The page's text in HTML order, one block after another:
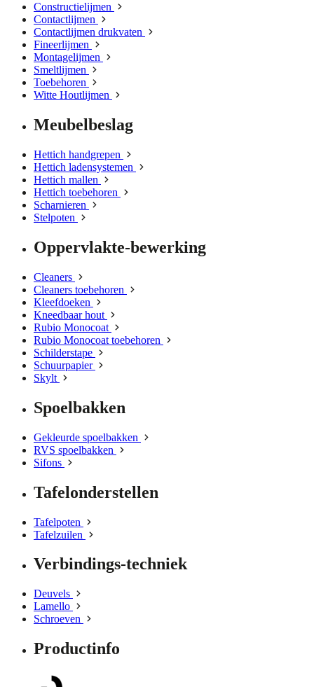
Constructielijmen
Contactlijmen
Contactlijmen drukvaten
Fineerlijmen
Montagelijmen
Smeltlijmen
Toebehoren
Witte Houtlijmen
Meubelbeslag
Hettich handgrepen
Hettich ladensystemen
Hettich mallen
Hettich toebehoren
Scharnieren
Stelpoten
Oppervlakte-bewerking
Cleaners
Cleaners toebehoren
Kleefdoeken
Kneedbaar hout
Rubio Monocoat
Rubio Monocoat toebehoren
Schilderstape
Schuurpapier
Skylt
Spoelbakken
Gekleurde spoelbakken
RVS spoelbakken
Sifons
Tafelonderstellen
Tafelpoten
Tafelzuilen
Verbindings-techniek
Deuvels
Lamello
Schroeven
Productinfo